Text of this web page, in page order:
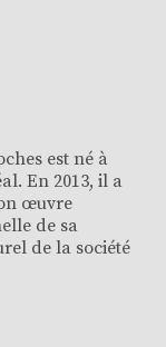
est né à
En 2013, il a
œuvre
de sa
de la société